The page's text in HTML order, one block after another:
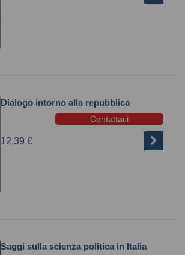
Dialogo intorno alla repubblica
Contattaci
12,39 €
Saggi sulla scienza politica in Italia